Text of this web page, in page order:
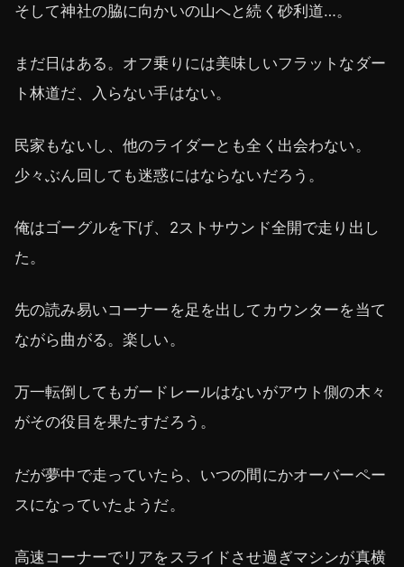
そして神社の脇に向かいの山へと続く砂利道…。
まだ日はある。オフ乗りには美味しいフラットなダー
ト林道だ、入らない手はない。
民家もないし、他のライダーとも全く出会わない。
少々ぶん回しても迷惑にはならないだろう。
俺はゴーグルを下げ、2ストサウンド全開で走り出し
た。
先の読み易いコーナーを足を出してカウンターを当て
ながら曲がる。楽しい。
万一転倒してもガードレールはないがアウト側の木々
がその役目を果たすだろう。
だが夢中で走っていたら、いつの間にかオーバーペー
スになっていたようだ。
高速コーナーでリアをスライドさせ過ぎマシンが真横